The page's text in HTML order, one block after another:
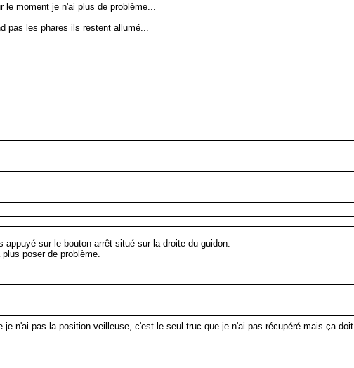
moment je n'ai plus de problème...
pas les phares ils restent allumé...
sur le bouton arrêt situé sur la droite du guidon.
poser de problème.
n'ai pas la position veilleuse, c'est le seul truc que je n'ai pas récupéré mais ça